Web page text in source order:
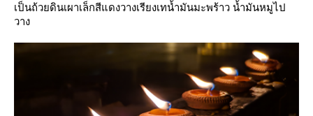
เป็นถ้วยดินเผาเล็กสีแดงวางเรียงเทน้ำมันมะพร้าว น้ำมันหมูไป
วาง